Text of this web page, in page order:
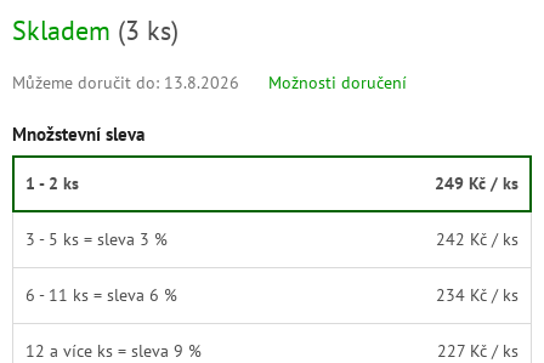
Skladem (3 ks)
Můžeme doručit do: 13.8.2026 Možnosti doručení
Množstevní sleva
1 - 2 ks 249 Kč / ks
3 - 5 ks = sleva 3 % 242 Kč / ks
6 - 11 ks = sleva 6 % 234 Kč / ks
12 a více ks = sleva 9 % 227 Kč / ks